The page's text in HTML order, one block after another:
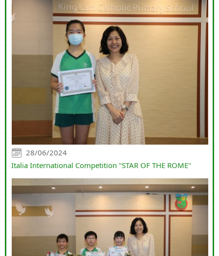
28/06/2024
Italia International Competition "STAR OF THE ROME"